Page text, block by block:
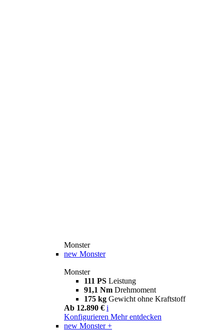
Monster
new Monster
Monster
111 PS Leistung
91,1 Nm Drehmoment
175 kg Gewicht ohne Kraftstoff
Ab 12.890 € i
Konfigurieren Mehr entdecken
new Monster +